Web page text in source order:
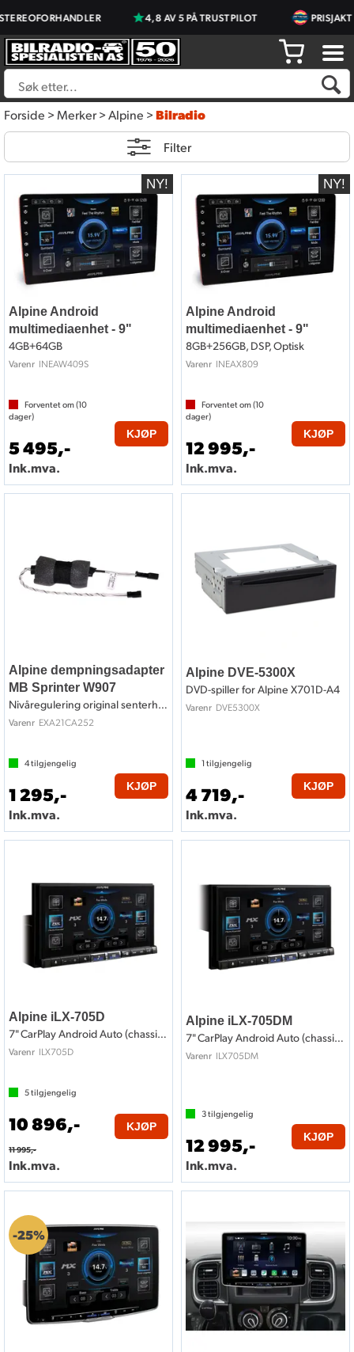
4,8 AV 5 PÅ TRUSTPILOT PRISJAKT
Forside>Merker>Alpine>Bilradio
Filter
Alpine Android
multimediaenhet - 9"
4GB+64GB
Varenr INEAW409S
Forventet om (10
dager)
5 495,-
Ink.mva.
KJØP
Alpine Android
multimediaenhet - 9"
8GB+256GB, DSP, Optisk
Varenr INEAX809
Forventet om (10
dager)
12 995,-
Ink.mva.
KJØP
Alpine dempningsadapter
MB Sprinter W907
Nivåregulering original senterhøyttaler
Varenr EXA21CA252
4tilgjengelig
1 295,-
Ink.mva.
KJØP
Alpine DVE-5300X
DVD-spiller for Alpine X701D-A4
Varenr DVE5300X
1 tilgjengelig
4 719,-
Ink.mva.
KJØP
Alpine iLX-705D
7" CarPlay Android Auto (chassis nede)
Varenr ILX705D
5tilgjengelig
10 896,-
11 995,-
Ink.mva.
KJØP
Alpine iLX-705DM
7" CarPlay Android Auto (chassis oppe)
Varenr ILX705DM
3tilgjengelig
12 995,-
Ink.mva.
KJØP
25%